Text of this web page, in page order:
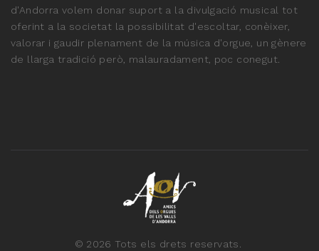
d'Andorra volem donar suport a la divulgació musical tot
oferint a la societat la possibilitat d'escoltar, conèixer,
valorar i gaudir plenament de la música d'orgue, un gènere
de llarga tradició però, malauradament, poc conegut.
© 2026 Tots els drets reservats.